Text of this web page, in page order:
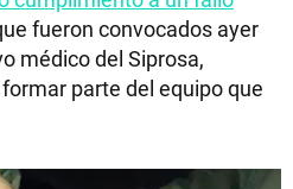
fueron convocados ayer
médico del Siprosa,
parte del equipo que